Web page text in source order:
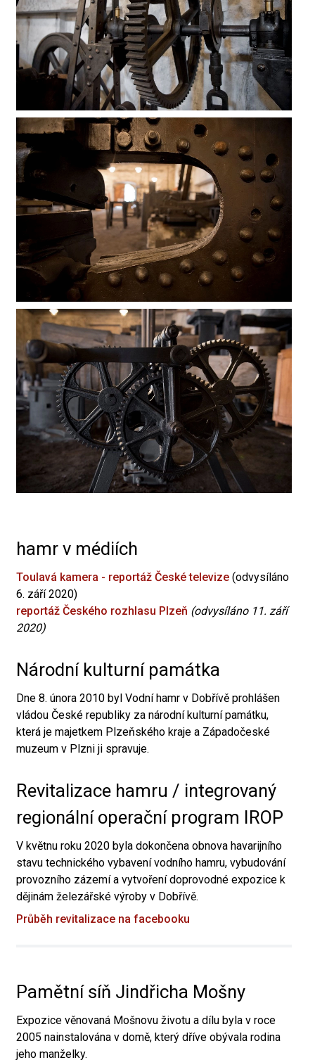
hamr v médiích
Toulavá kamera - reportáž České televize (odvysíláno
6. září 2020)
reportáž Českého rozhlasu Plzeň (odvysíláno 11. září
2020)
Národní kulturní památka
Dne 8. února 2010 byl Vodní hamr v Dobřívě prohlášen
vládou České republiky za národní kulturní památku,
která je majetkem Plzeňského kraje a Západočeské
muzeum v Plzni ji spravuje.
Revitalizace hamru / integrovaný
regionální operační program IROP
V květnu roku 2020 byla dokončena obnova havarijního
stavu technického vybavení vodního hamru, vybudování
provozního zázemí a vytvoření doprovodné expozice k
dějinám železářské výroby v Dobřívě.
Průběh revitalizace na facebooku
Pamětní síň Jindřicha Mošny
Expozice věnovaná Mošnovu životu a dílu byla v roce
2005 nainstalována v domě, který dříve obývala rodina
jeho manželky.